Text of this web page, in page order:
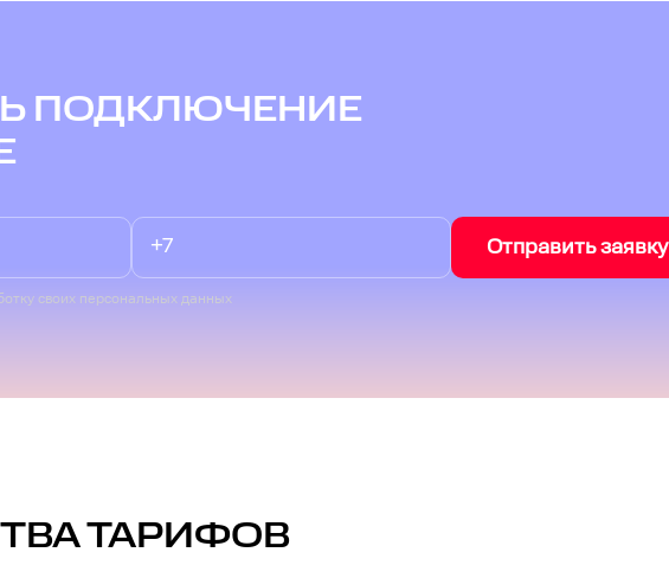
ПОДКЛЮЧЕНИЕ
Отправить заявку
своих персональных данных
ТАРИФОВ